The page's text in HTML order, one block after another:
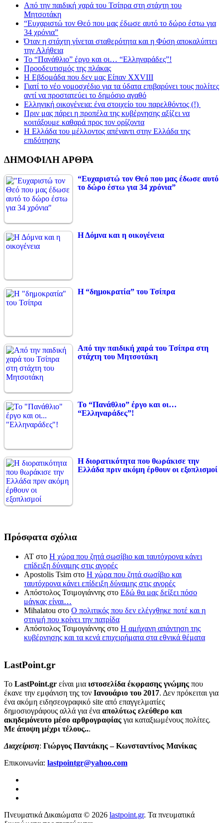
Από την παιδική χαρά του Τσίπρα στη στάχτη του
Μητσοτάκη
“Ευχαριστώ τον Θεό που μας έδωσε αυτό το δώρο έστω για
34 χρόνια”
Όταν η στάχτη γίνεται σταθερότητα και η Φύση αποκαλύπτει
την Αλήθεια
Το “Πανάθλιο” έργο και οι… “Ελληναράδες”!
Προοδευτισμός της πλάκας
Η Εβδομάδα που δεν μας Είπαν XXVIII
Γιατί το νέο νομοσχέδιο για τα ύδατα επιβαρύνει τους πολίτες
αντί να προστατεύει το δημόσιο αγαθό
Ελληνική οικογένεια: ένα στοιχείο του παρελθόντος (!)
Πριν μας πάρει η προπέλα της κυβέρνησης αξίζει να
κοιτάξουμε καθαρά προς τον ορίζοντα
Η Ελλάδα του μέλλοντος απέναντι στην Ελλάδα της
επιδότησης
ΔΗΜΟΦΙΛΗ ΑΡΘΡΑ
“Ευχαριστώ τον Θεό που μας έδωσε αυτό
το δώρο έστω για 34 χρόνια”
Η Δόμνα και η οικογένεια
Η “δημοκρατία” του Τσίπρα
Από την παιδική χαρά του Τσίπρα στη
στάχτη του Μητσοτάκη
Το “Πανάθλιο” έργο και οι…
“Ελληναράδες”!
Η διορατικότητα που θωράκισε την
Ελλάδα πριν ακόμη έρθουν οι εξοπλισμοί
Πρόσφατα σχόλια
ΑΤ στο Η χώρα που ζητά σωσίβιο και ταυτόχρονα κάνει
επίδειξη δύναμης στις αγορές
Apostolis Tsim στο Η χώρα που ζητά σωσίβιο και
ταυτόχρονα κάνει επίδειξη δύναμης στις αγορές
Απόστολος Τσιμογιάννης στο Εδώ θα μας δείξει πόσο
μάγκας είναι…
Mihalatou στο Ο πολιτικός που δεν ελέγχθηκε ποτέ και η
στιγμή που κρίνει την πατρίδα
Απόστολος Τσιμογιάννης στο Η αμήχανη απάντηση της
κυβέρνησης και τα κενά επιχειρήματα στα εθνικά θέματα
LastPoint.gr
To LastPoint.gr είναι μια ιστοσελίδα έκφρασης γνώμης που
έκανε την εμφάνιση της τον Ιανουάριο του 2017. Δεν πρόκειται για
ένα ακόμη ειδησεογραφικό site από επαγγελματίες
δημοσιογράφους αλλά για ένα απολύτως ελεύθερο και
ακηδεμόνευτο μέσο αρθρογραφίας για καταξιωμένους πολίτες.
Με άποψη μέχρι τέλους...
Διαχείριση: Γιώργος Παντάκης – Κωνσταντίνος Μανίκας
Επικοινωνία: lastpointgr@yahoo.com
Πνευματικά Δικαιώματα © 2026 lastpoint.gr. Τα πνευματικά